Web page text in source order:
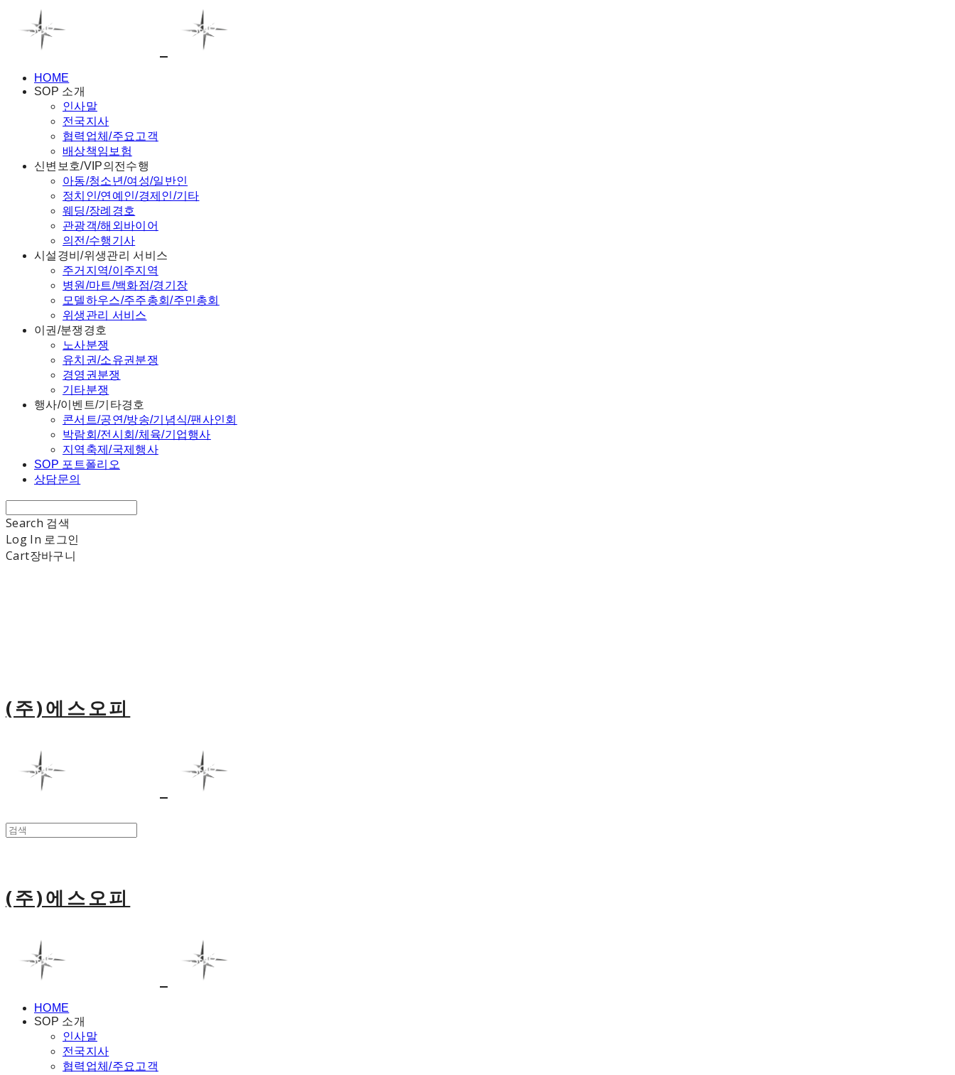
HOME
SOP 소개
인사말
전국지사
협력업체/주요고객
배상책임보험
신변보호/VIP의전수행
아동/청소년/여성/일반인
정치인/연예인/경제인/기타
웨딩/장례경호
관광객/해외바이어
의전/수행기사
시설경비/위생관리 서비스
주거지역/이주지역
병원/마트/백화점/경기장
모델하우스/주주총회/주민총회
위생관리 서비스
이권/분쟁경호
노사분쟁
유치권/소유권분쟁
경영권분쟁
기타분쟁
행사/이벤트/기타경호
콘서트/공연/방송/기념식/팬사인회
박람회/전시회/체육/기업행사
지역축제/국제행사
SOP 포트폴리오
상담문의
Search 검색
Log In 로그인
Cart장바구니
(주)에스오피
(주)에스오피
HOME
SOP 소개
인사말
전국지사
협력업체/주요고객